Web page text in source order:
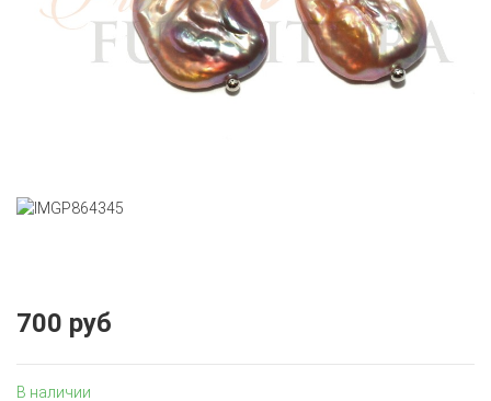
700 руб
В наличии